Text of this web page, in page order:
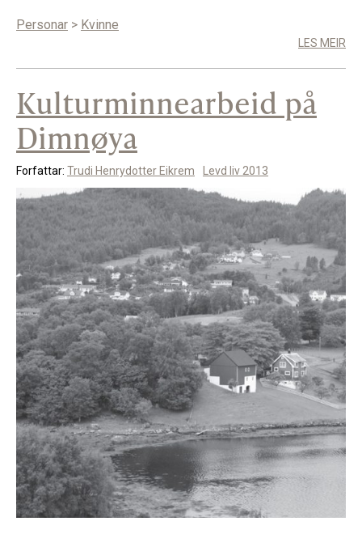
Personar > Kvinne
LES MEIR
Kulturminnearbeid på
Dimnøya
Forfattar: Trudi Henrydotter Eikrem Levd liv 2013